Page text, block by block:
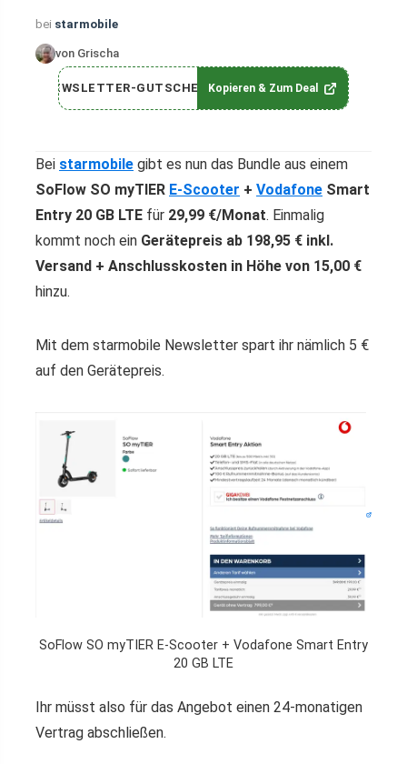
bei starmobile
von Grischa
NEWSLETTER-GUTSCHEINKopieren & Zum Deal
Bei starmobile gibt es nun das Bundle aus einem
SoFlow SO myTIER E-Scooter + Vodafone Smart
Entry 20 GB LTE für 29,99 €/Monat. Einmalig
kommt noch ein Gerätepreis ab 198,95 € inkl.
Versand + Anschlusskosten in Höhe von 15,00 €
hinzu.
Mit dem starmobile Newsletter spart ihr nämlich 5 €
auf den Gerätepreis.
SoFlow SO myTIER E-Scooter + Vodafone Smart Entry
20 GB LTE
Ihr müsst also für das Angebot einen 24-monatigen
Vertrag abschließen.